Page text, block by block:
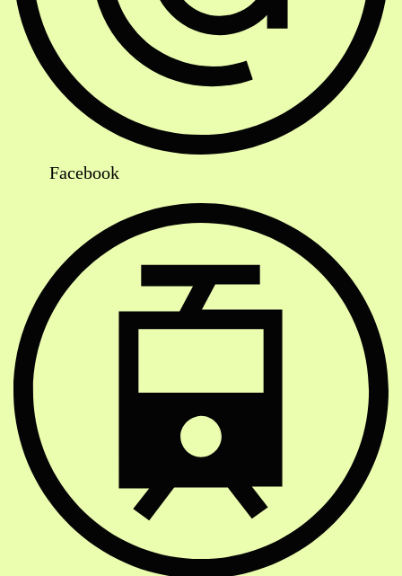
Facebook
Strassenbahn Haltestelle